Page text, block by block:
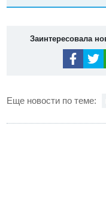
Заинтересовала
Еще новости по теме: